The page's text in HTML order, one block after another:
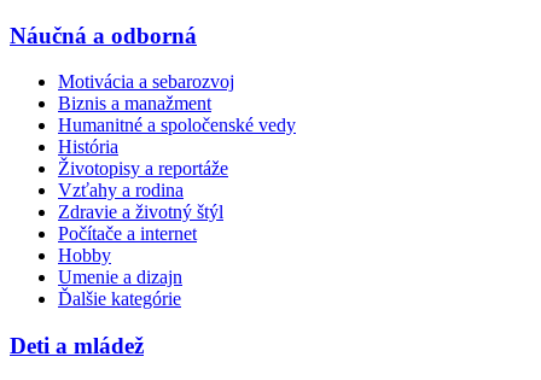
Náučná a odborná
Motivácia a sebarozvoj
Biznis a manažment
Humanitné a spoločenské vedy
História
Životopisy a reportáže
Vzťahy a rodina
Zdravie a životný štýl
Počítače a internet
Hobby
Umenie a dizajn
Ďalšie kategórie
Deti a mládež